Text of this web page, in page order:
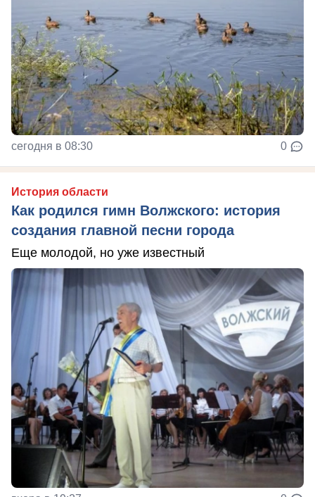
сегодня в 08:30 0
История области
Как родился гимн Волжского: история
создания главной песни города
Еще молодой, но уже известный